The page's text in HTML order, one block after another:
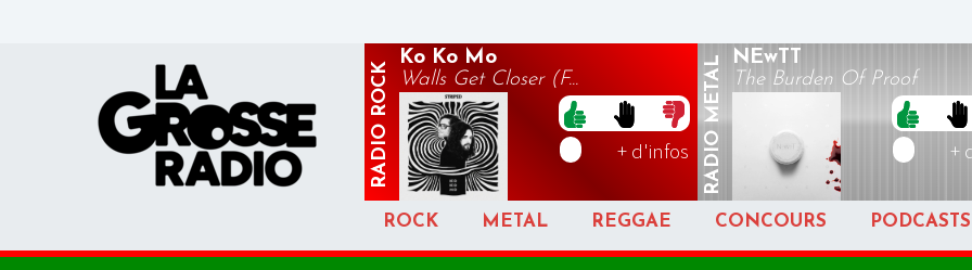
RADIO
ROCK
Ko Ko Mo
Walls Get Closer (F...
+ d'infos RADIO
METAL NEwTT
The Burden Of Proof
+
ROCK METAL REGGAE CONCOURS PODCASTS